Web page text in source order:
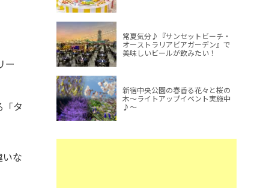
ー
タ
な
常夏気分♪『サンセットビーチ・
オーストラリアビアガーデン』で
美味しいビールが飲みたい！
新宿中央公園の春香る花々と桜の
木～ライトアップイベント実施中
♪～